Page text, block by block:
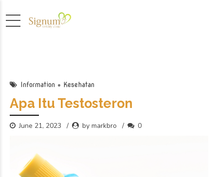
Information Kesehatan
Apa Itu Testosteron
June 21, 2023 by markbro 0